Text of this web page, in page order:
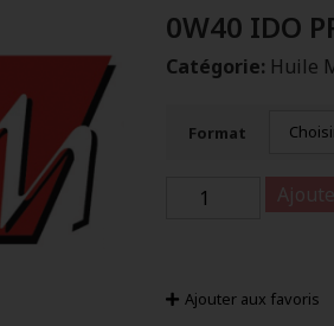
0W40 IDO
Catégorie: Huile
Format
Ajouter aux favoris